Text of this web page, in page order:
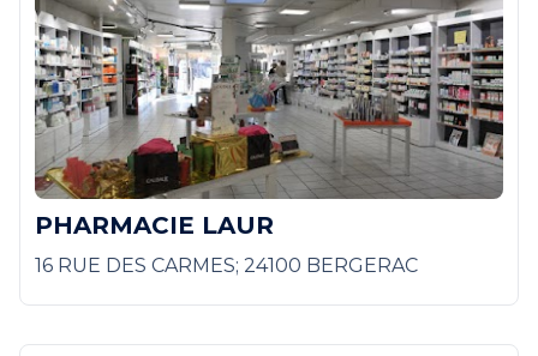
PHARMACIE LAUR
16 RUE DES CARMES; 24100 BERGERAC